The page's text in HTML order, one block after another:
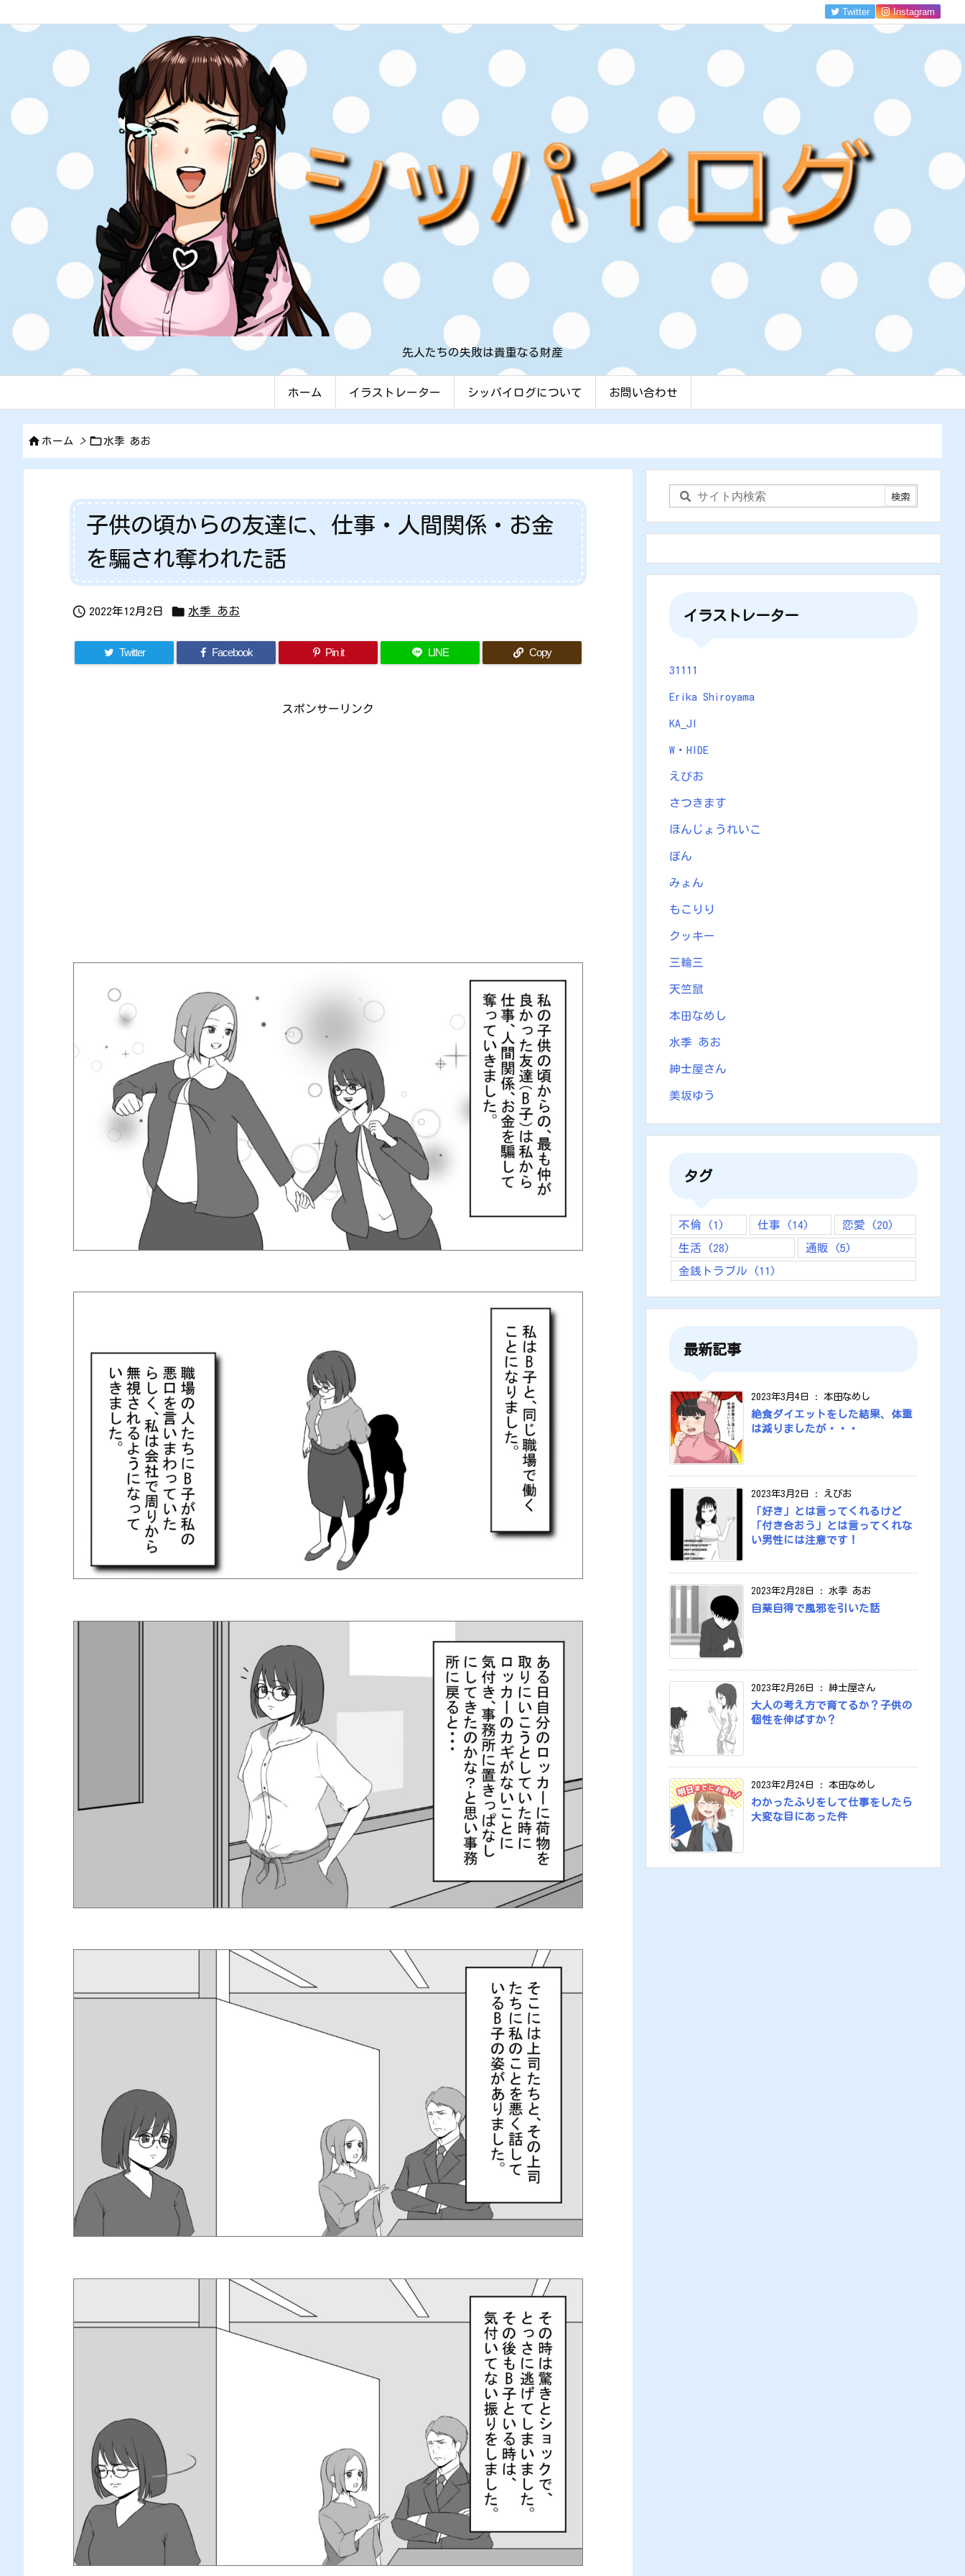
先人たちの失敗は貴重なる財産
ホーム イラストレーター シッパイログについて お問い合わせ
Twitter Instagram
 ホーム > 水季 あお
子供の頃からの友達に、仕事・人間関係・お金
を騙され奪われた話
 2022年12月2日  水季 あお
Twitter Facebook Pin it LINE Copy
スポンサーリンク
イラストレーター
31111
Erika Shiroyama
KA_JI
W・HIDE
えびお
さつきます
ほんじょうれいこ
ぽん
みょん
もこりり
クッキー
三輪三
天竺鼠
本田なめし
水季 あお
紳士屋さん
美坂ゆう
タグ
不倫 (1) 仕事 (14) 恋愛 (20)
生活 (28) 通販 (5)
金銭トラブル (11)
最新記事
2023年3月4日 : 本田なめし
絶食ダイエットをした結果、体重
は減りましたが・・・
2023年3月2日 : えびお
「好き」とは言ってくれるけど
「付き合おう」とは言ってくれな
い男性には注意です！
2023年2月28日 : 水季 あお
自業自得で風邪を引いた話
2023年2月26日 : 紳士屋さん
大人の考え方で育てるか？子供の
個性を伸ばすか？
2023年2月24日 : 本田なめし
わかったふりをして仕事をしたら
大変な目にあった件